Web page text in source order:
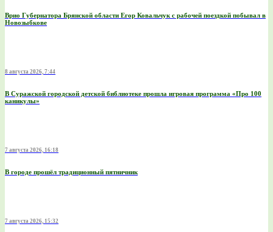
Врио Губернатора Брянской области Егор Ковальчук с рабочей поездкой побывал в
Новозыбкове
8 августа 2026, 7:44
В Суражской городской детской библиотеке прошла игровая программа «Про 100
каникулы»
7 августа 2026, 16:18
В городе прошёл традиционный пятничник
7 августа 2026, 15:32